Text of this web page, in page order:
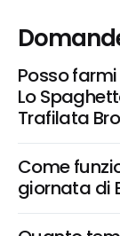
Posso
Lo
Trafilata
Come
giornata di